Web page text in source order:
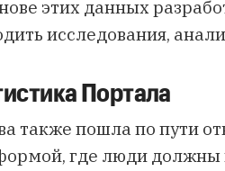
этих данных
исследования,
Портала
также пошла по пути
где люди должны